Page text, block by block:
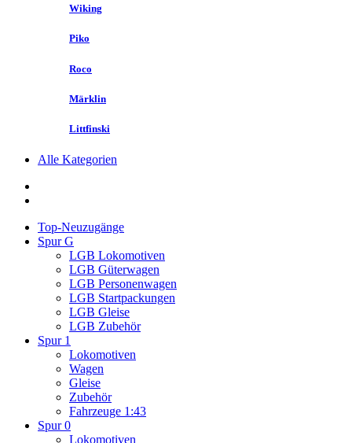
Wiking
Piko
Roco
Märklin
Littfinski
Alle Kategorien
Top-Neuzugänge
Spur G
LGB Lokomotiven
LGB Güterwagen
LGB Personenwagen
LGB Startpackungen
LGB Gleise
LGB Zubehör
Spur 1
Lokomotiven
Wagen
Gleise
Zubehör
Fahrzeuge 1:43
Spur 0
Lokomotiven